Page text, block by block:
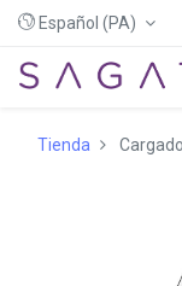
Español (PA)
Tienda